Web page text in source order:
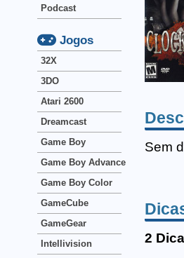
Sem
2
Podcast
Jogos
32X
3DO
Atari 2600
Dreamcast
Game Boy
Game Boy Advance
Game Boy Color
GameCube
GameGear
Intellivision